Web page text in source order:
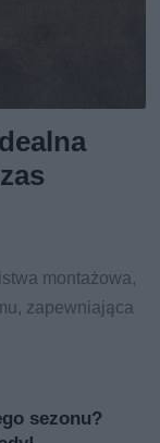
montażowa,
zapewniająca
sezonu?